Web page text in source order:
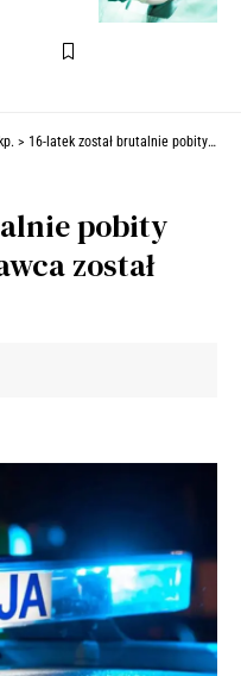
> 16-latek został brutalnie pobity przez 20-latka. Sprawca został zatrzymany
pobity
został